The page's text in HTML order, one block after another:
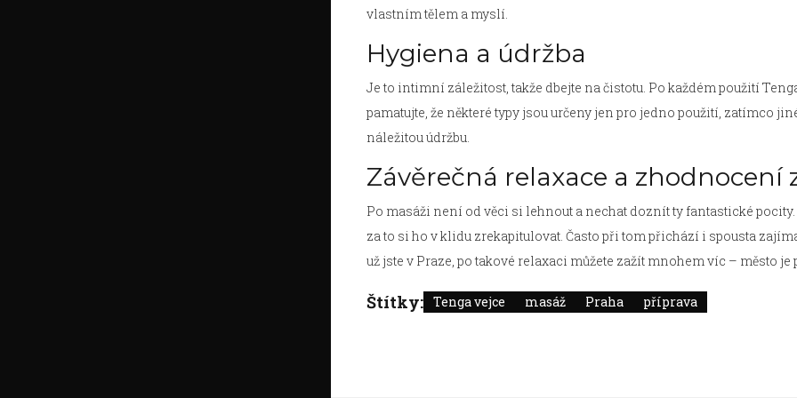
vlastním tělem a myslí.
Hygiena a údržba
Je to intimní záležitost, takže dbejte na čistotu. Po každém použití
pamatujte, že některé typy jsou určeny jen pro jedno použití, zatímco
náležitou údržbu.
Závěrečná relaxace a zhodnocení
Po masáži není od věci si lehnout a nechat doznít ty fantastické
za to si ho v klidu zrekapitulovat. Často při tom přichází i spousta
už jste v Praze, po takové relaxaci můžete zažít mnohem víc – město
Štítky: Tenga vejce masáž Praha příprava